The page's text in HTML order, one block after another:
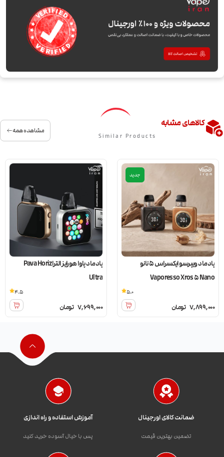
کالاهای مشابه
Similar Products
مشاهده همه
جدید
پادماد ویپرسو ایکسراس 5 نانو
Vaporesso Xros 5 Nano
7,899,000 تومان
5.0
پادماد پاوا هورایز الترا Pava Horiz
Ultra
7,699,000 تومان
4.5
ضمانت کالای اورجینال
تضمین بهترین قیمت
آموزش استفاده و راه اندازی
پس با خیال آسوده خرید کنید